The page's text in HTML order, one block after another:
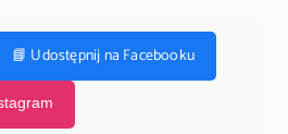
📘 Udostępnij na Facebooku